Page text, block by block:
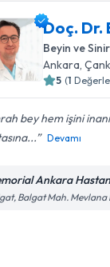
Doç. Dr.
Beyin ve
Ankara,
5 (1
bey hem işini
Devamı
Ankara
Balgat Mah. Mevlana